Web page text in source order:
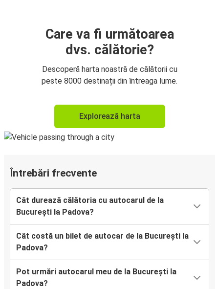
Care va fi următoarea
dvs. călătorie?
Descoperă harta noastră de călătorii cu
peste 8000 destinații din întreaga lume.
Explorează harta
Întrebări frecvente
Cât durează călătoria cu autocarul de la
București la Padova?
Cât costă un bilet de autocar de la București la
Padova?
Pot urmări autocarul meu de la București la
Padova?